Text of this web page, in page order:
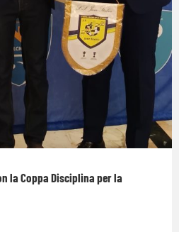
la Coppa Disciplina per la